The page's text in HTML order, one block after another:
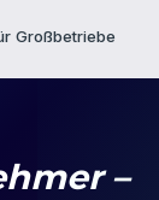
–
Großbetriebe